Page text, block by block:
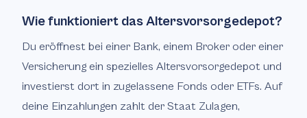
Wie funktioniert das Altersvorsorgedepot?
Du eröffnest bei einer Bank, einem Broker oder einer
Versicherung ein spezielles Altersvorsorgedepot und
investierst dort in zugelassene Fonds oder ETFs. Auf
deine Einzahlungen zahlt der Staat Zulagen,